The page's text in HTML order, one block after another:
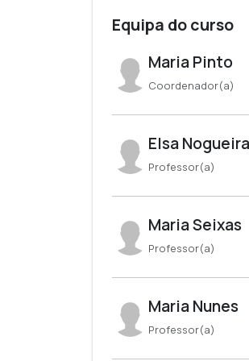
Equipa do curso
Maria Pinto
Coordenador(a)
Elsa Nogueira
Professor(a)
Maria Seixas
Professor(a)
Maria Nunes
Professor(a)